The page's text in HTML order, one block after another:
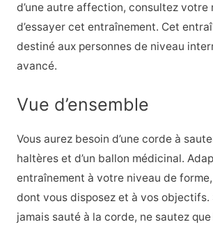
d’une autre affection, consultez votre
d’essayer cet entraînement. Cet
destiné aux personnes de niveau
avancé.
Vue d’ensemble
Vous aurez besoin d’une corde à
haltères et d’un ballon médicinal.
entraînement à votre niveau de forme,
dont vous disposez et à vos objectifs.
jamais sauté à la corde, ne sautez